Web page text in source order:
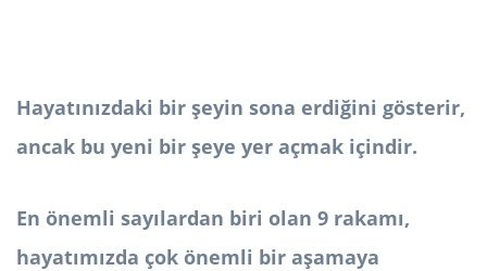
Hayatınızdaki bir şeyin sona erdiğini gösterir,
ancak bu yeni bir şeye yer açmak içindir.
En önemli sayılardan biri olan 9 rakamı,
hayatımızda çok önemli bir aşamaya